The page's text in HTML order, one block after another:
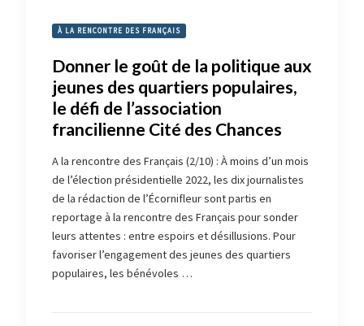
À LA RENCONTRE DES FRANÇAIS
Donner le goût de la politique aux
jeunes des quartiers populaires,
le défi de l’association
francilienne Cité des Chances
A la rencontre des Français (2/10) : À moins d’un mois
de l’élection présidentielle 2022, les dix journalistes
de la rédaction de l’Écornifleur sont partis en
reportage à la rencontre des Français pour sonder
leurs attentes : entre espoirs et désillusions. Pour
favoriser l’engagement des jeunes des quartiers
populaires, les bénévoles …